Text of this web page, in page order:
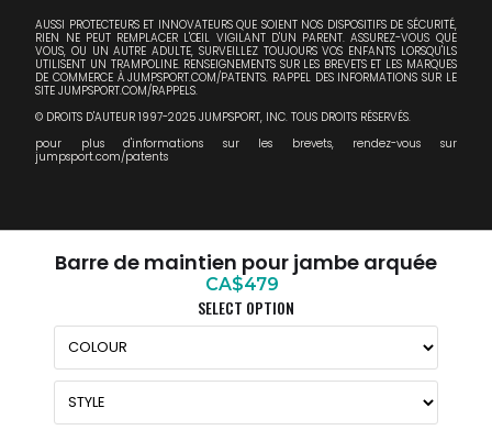
AUSSI PROTECTEURS ET INNOVATEURS QUE SOIENT NOS DISPOSITIFS DE SÉCURITÉ,
RIEN NE PEUT REMPLACER L'ŒIL VIGILANT D'UN PARENT. ASSUREZ-VOUS QUE
VOUS, OU UN AUTRE ADULTE, SURVEILLEZ TOUJOURS VOS ENFANTS LORSQU'ILS
UTILISENT UN TRAMPOLINE. RENSEIGNEMENTS SUR LES BREVETS ET LES MARQUES
DE COMMERCE À JUMPSPORT.COM/PATENTS. RAPPEL DES INFORMATIONS SUR LE
SITE JUMPSPORT.COM/RAPPELS.
© DROITS D'AUTEUR 1997-2025 JUMPSPORT, INC. TOUS DROITS RÉSERVÉS.
pour plus d'informations sur les brevets, rendez-vous sur
jumpsport.com/patents
Barre de maintien pour jambe arquée
CA$479
SELECT OPTION